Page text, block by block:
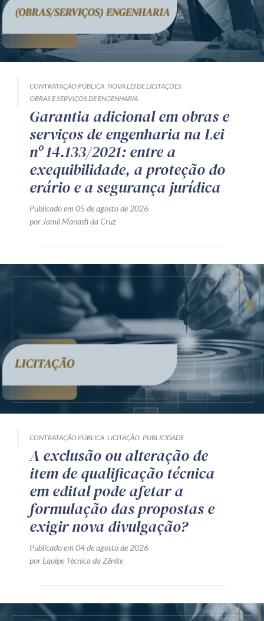
CONTRATAÇÃO PÚBLICA NOVA LEI DE LICITAÇÕES
OBRAS E SERVIÇOS DE ENGENHARIA
Garantia adicional em obras e
serviços de engenharia na Lei
nº 14.133/2021: entre a
exequibilidade, a proteção do
erário e a segurança jurídica
Publicado em 05 de agosto de 2026
por Jamil Manasfi da Cruz
CONTRATAÇÃO PÚBLICA LICITAÇÃO PUBLICIDADE
A exclusão ou alteração de
item de qualificação técnica
em edital pode afetar a
formulação das propostas e
exigir nova divulgação?
Publicado em 04 de agosto de 2026
por Equipe Técnica da Zênite